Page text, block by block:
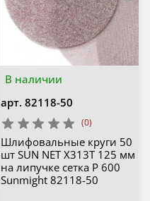
В наличии
арт. 82118-50
(0)
Шлифовальные круги 50
шт SUN NET X313T 125 мм
на липучке сетка P 600
Sunmight 82118-50